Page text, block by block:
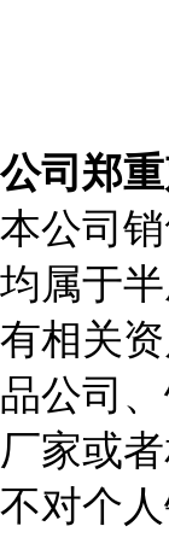
公司郑
本公司
均属于
有相关
品公司
厂家或
不对个